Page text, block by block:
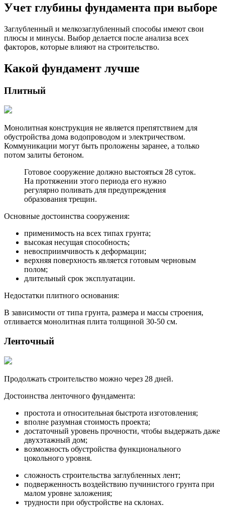
Учет глубины фундамента при выборе
Заглубленный и мелкозаглубленный способы имеют свои
плюсы и минусы. Выбор делается после анализа всех
факторов, которые влияют на строительство.
Какой фундамент лучше
Плитный
Монолитная конструкция не является препятствием для
обустройства дома водопроводом и электричеством.
Коммуникации могут быть проложены заранее, а только
потом залиты бетоном.
Готовое сооружение должно выстояться 28 суток.
На протяжении этого периода его нужно
регулярно поливать для предупреждения
образования трещин.
Основные достоинства сооружения:
применимость на всех типах грунта;
высокая несущая способность;
невосприимчивость к деформации;
верхняя поверхность является готовым черновым
полом;
длительный срок эксплуатации.
Недостатки плитного основания:
В зависимости от типа грунта, размера и массы строения,
отливается монолитная плита толщиной 30-50 см.
Ленточный
Продолжать строительство можно через 28 дней.
Достоинства ленточного фундамента:
простота и относительная быстрота изготовления;
вполне разумная стоимость проекта;
достаточный уровень прочности, чтобы выдержать даже
двухэтажный дом;
возможность обустройства функционального
цокольного уровня.
сложность строительства заглубленных лент;
подверженность воздействию пучинистого грунта при
малом уровне заложения;
трудности при обустройстве на склонах.